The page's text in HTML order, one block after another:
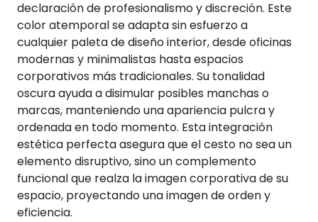
declaración de profesionalismo y discreción. Este
color atemporal se adapta sin esfuerzo a
cualquier paleta de diseño interior, desde oficinas
modernas y minimalistas hasta espacios
corporativos más tradicionales. Su tonalidad
oscura ayuda a disimular posibles manchas o
marcas, manteniendo una apariencia pulcra y
ordenada en todo momento. Esta integración
estética perfecta asegura que el cesto no sea un
elemento disruptivo, sino un complemento
funcional que realza la imagen corporativa de su
espacio, proyectando una imagen de orden y
eficiencia.